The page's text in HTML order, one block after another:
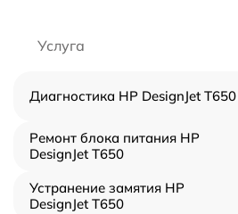
Услуга
Диагностика HP DesignJet T650
Ремонт блока питания HP
DesignJet T650
Устранение замятия HP
DesignJet T650